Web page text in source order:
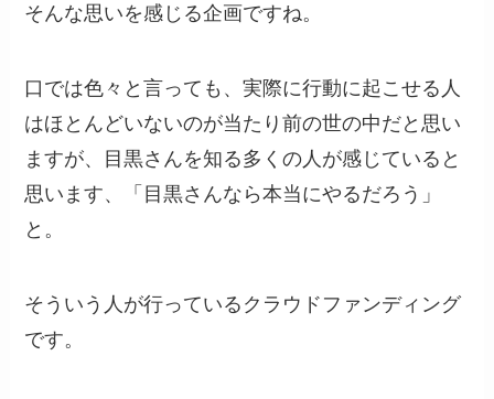
そんな思いを感じる企画ですね。
口では色々と言っても、実際に行動に起こせる人
はほとんどいないのが当たり前の世の中だと思い
ますが、目黒さんを知る多くの人が感じていると
思います、「目黒さんなら本当にやるだろう」
と。
そういう人が行っているクラウドファンディング
です。